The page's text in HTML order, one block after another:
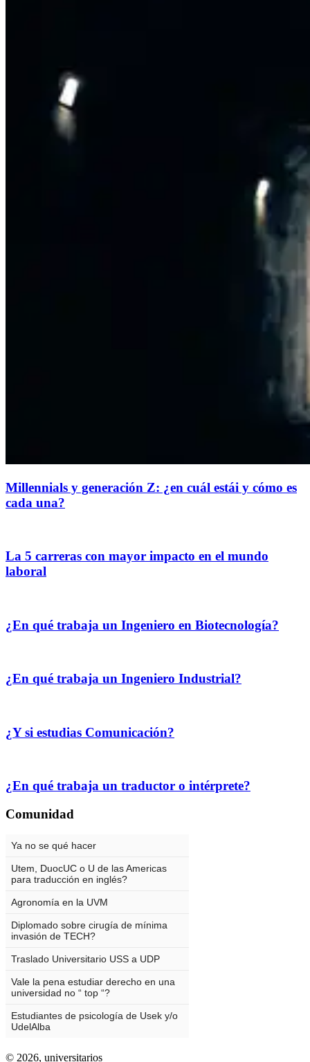
Millennials y generación Z: ¿en cuál estái y cómo es
cada una?
La 5 carreras con mayor impacto en el mundo
laboral
¿En qué trabaja un Ingeniero en Biotecnología?
¿En qué trabaja un Ingeniero Industrial?
¿Y si estudias Comunicación?
¿En qué trabaja un traductor o intérprete?
Comunidad
© 2026, universitarios